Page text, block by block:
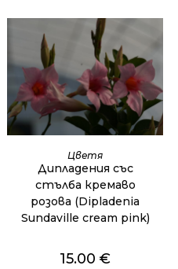
ДОБАВЯНЕ В КОЛИЧКАТА
Цветя
Дипладения със
стълба кремаво
розова (Dipladenia
Sundaville cream pink)
15.00€